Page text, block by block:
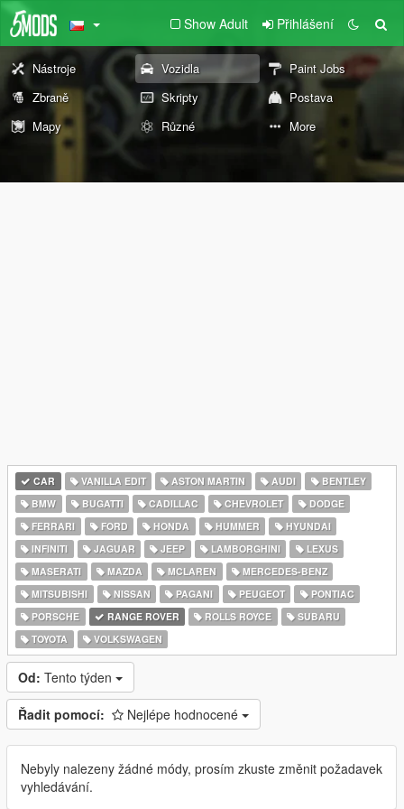
Show Adult Přihlášení
Nástroje Vozidla
Paint Jobs
Zbraně
Skripty
Postava
Mapy
Různé More
CAR VANILLA EDIT ASTON MARTIN AUDI
BENTLEY
BMW
BUGATTI CADILLAC CHEVROLET
DODGE
FERRARI
FORD HONDA HUMMER
HYUNDAI
INFINITI
JAGUAR JEEP LAMBORGHINI
LEXUS
MASERATI
MAZDA MCLAREN
MERCEDES-BENZ
MITSUBISHI
NISSAN PAGANI PEUGEOT
PONTIAC
PORSCHE
RANGE ROVER ROLLS ROYCE
SUBARU
TOYOTA
VOLKSWAGEN
Od: Tento týden
Řadit pomocí: Nejlépe hodnocené
Nebyly nalezeny žádné módy, prosím zkuste změnit požadavek
vyhledávání.